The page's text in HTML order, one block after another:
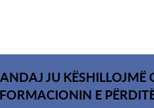
JU KËSHILLOJMË
E